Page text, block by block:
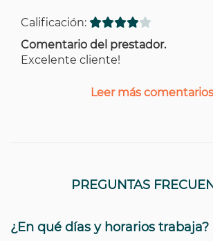
Calificación:
Comentario del prestador.
Excelente cliente!
Leer más
PREGUNTAS
¿En qué días y horarios trabaja?